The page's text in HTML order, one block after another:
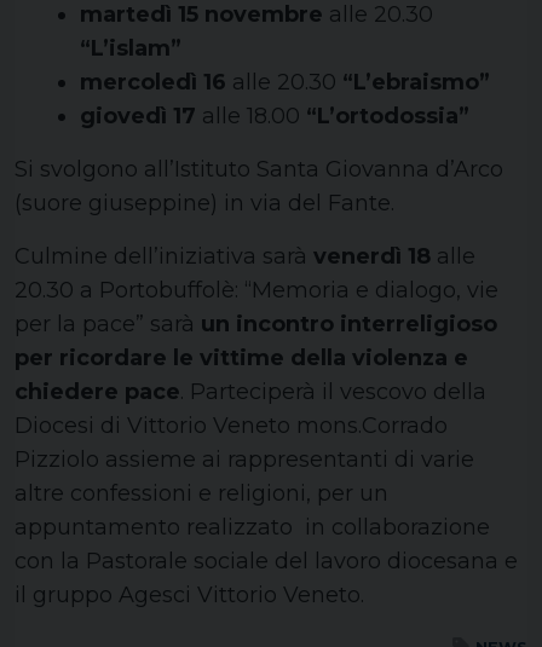
martedì 15 novembre alle 20.30
“L’islam”
mercoledì 16 alle 20.30 “L’ebraismo”
giovedì 17 alle 18.00 “L’ortodossia”
Si svolgono all’Istituto Santa Giovanna d’Arco
(suore giuseppine) in via del Fante.
Culmine dell’iniziativa sarà venerdì 18 alle
20.30 a Portobuffolè: “Memoria e dialogo, vie
per la pace” sarà un incontro interreligioso
per ricordare le vittime della violenza e
chiedere pace. Parteciperà il vescovo della
Diocesi di Vittorio Veneto mons.Corrado
Pizziolo assieme ai rappresentanti di varie
altre confessioni e religioni, per un
appuntamento realizzato in collaborazione
con la Pastorale sociale del lavoro diocesana e
il gruppo Agesci Vittorio Veneto.